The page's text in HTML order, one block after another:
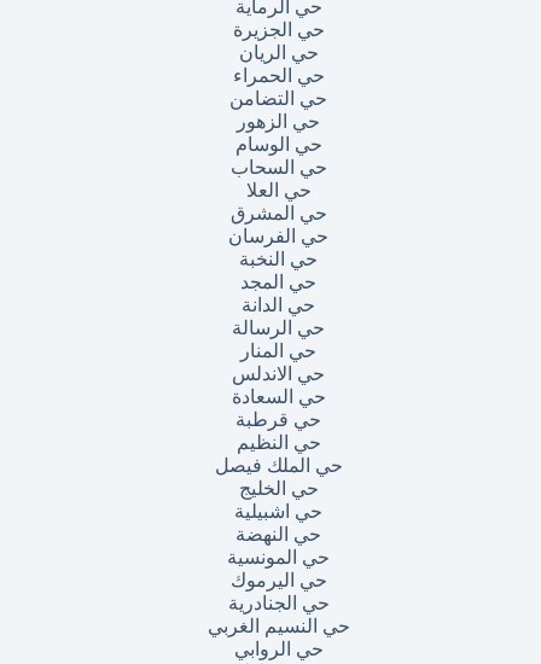
حي الرماية
حي الجزيرة
حي الريان
حي الحمراء
حي التضامن
حي الزهور
حي الوسام
حي السحاب
حي العلا
حي المشرق
حي الفرسان
حي النخبة
حي المجد
حي الدانة
حي الرسالة
حي المنار
حي الاندلس
حي السعادة
حي قرطبة
حي النظيم
حي الملك فيصل
حي الخليج
حي اشبيلية
حي النهضة
حي المونسية
حي اليرموك
حي الجنادرية
حي النسيم الغربي
حي الروابي